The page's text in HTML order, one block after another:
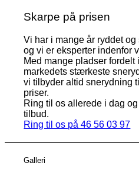
Skarpe på prisen
Vi har i mange år ryddet
og vi er eksperter indenfor
Med mange pladser
markedets stærkeste
vi tilbyder altid snerydning
priser.
Ring til os allerede i dag
tilbud.
Ring til os på 46 56 03 97
Galleri